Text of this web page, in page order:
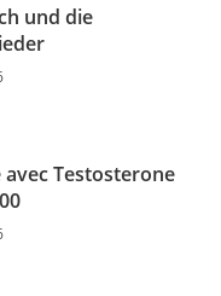
und die
Testosterone